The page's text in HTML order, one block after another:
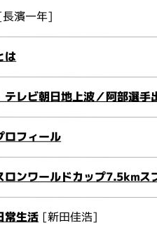
濱一年]
は
テレビ朝日地上波／阿部選手
ロフィール
ロンワールドカップ7.5km
常生活 [新田佳浩]